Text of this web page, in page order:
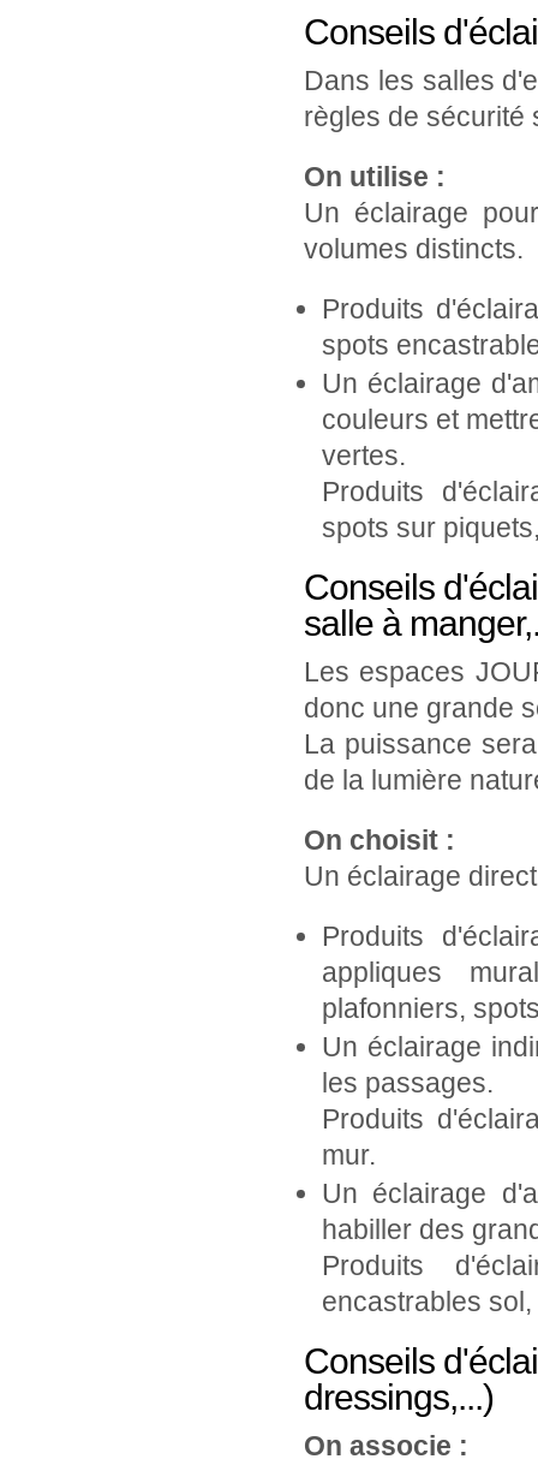
Conseils
Dans les salles
règles de sécurité
On utilise :
Un éclairage
volumes distincts.
Produits
spots
Un éclairage
couleurs et
vertes.
Produits
spots sur
Conseils
salle à
Les espaces
donc une grande
La puissance
de la lumière
On choisit :
Un éclairage
Produits
appliques
plafonniers,
Un éclairage
les passages.
Produits
mur.
Un éclairage
habiller des
Produits
encastrables
Conseils
dressings,...)
On associe :